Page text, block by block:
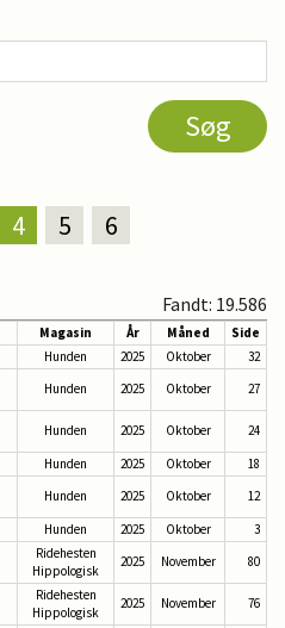
4 5 6
Fandt: 19.586
Magasin År Måned
Side
Hunden 2025 Oktober
32
Hunden 2025 Oktober
27
Hunden 2025 Oktober
24
Hunden 2025 Oktober
18
Hunden 2025 Oktober
12
Hunden 2025 Oktober
3
Ridehesten
Hippologisk
2025 November 80
Ridehesten
Hippologisk
2025 November 76